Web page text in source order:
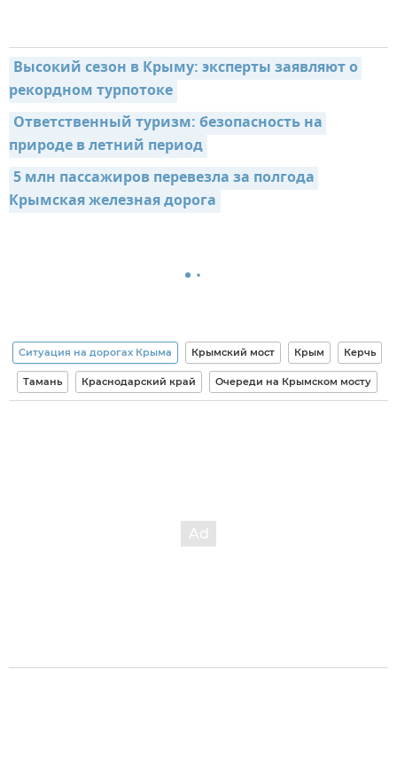
Высокий сезон в Крыму: эксперты заявляют о
рекордном турпотоке
Ответственный туризм: безопасность на
природе в летний период
5 млн пассажиров перевезла за полгода
Крымская железная дорога
Ситуация на дорогах Крыма Крымский мост Крым Керчь
Тамань Краснодарский край Очереди на Крымском мосту